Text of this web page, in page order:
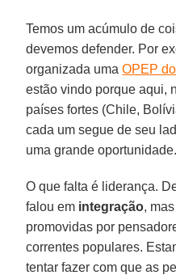
Temos um acúmulo de
devemos defender. Por
organizada umaOPEP
estão vindo porque aqui,
países fortes (Chile,
cada um segue de seu
uma grande oportunidade.
O que falta é liderança.
falou em integração,
promovidas por
correntes populares.
tentar fazer com que as